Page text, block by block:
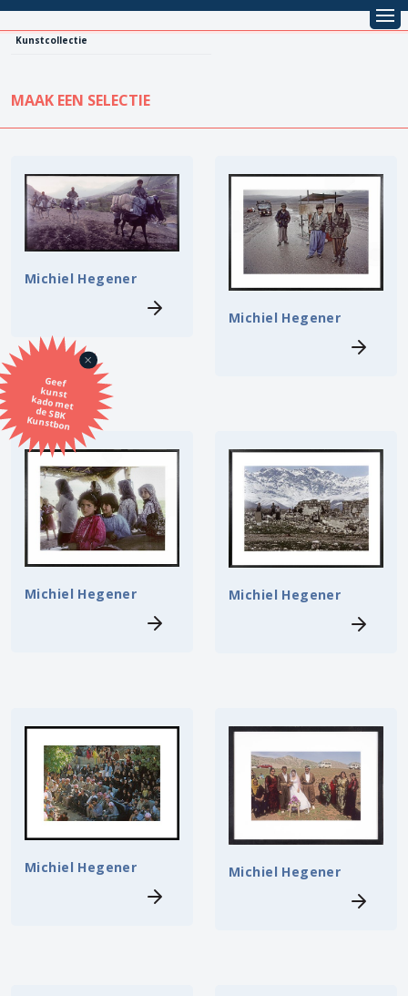
Kunstcollectie
Geef
kunst
kado met
de SBK
Kunstbon
MAAK EEN SELECTIE
KUNSTCOLLECTIE
Alle kunstwerken
Koopprijs
Vestiging
Onderwerp
Techniek
Kunstenaar
Formaat
Orientatie
Kleur
Michiel Hegener
Michiel Hegener
Michiel Hegener Michiel Hegener
Michiel Hegener Michiel Hegener